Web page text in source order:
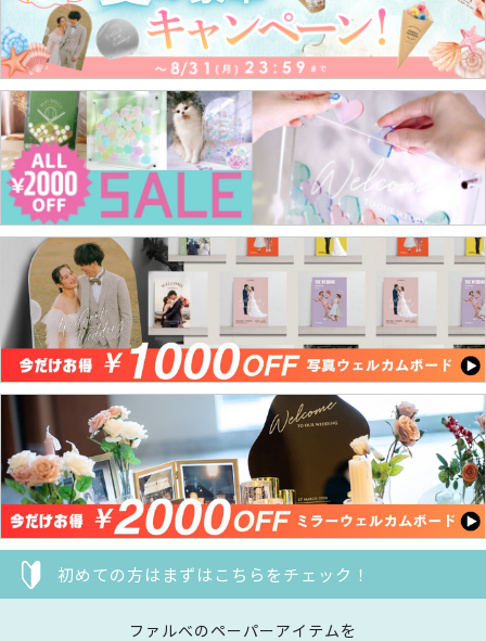
初めての方はまずはこちらをチェック！
ファルべのペーパーアイテムを